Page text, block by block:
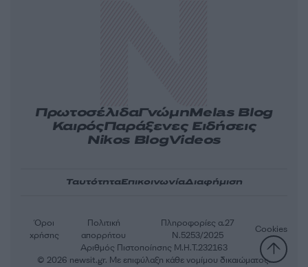
ΠρωτοσέλιδαΓνώμηMelas Blog
ΚαιρόςΠαράξενες Ειδήσεις
Nikos BlogVideos
ΤαυτότηταΕπικοινωνίαΔιαφήμιση
Αριθμός Πιστοποίησης Μ.Η.Τ.232163
Όροι
χρήσης
Πολιτική
απορρήτου
Πληροφορίες α.27
Ν.5253/2025
Cookies
© 2026 newsit.gr. Με επιφύλαξη κάθε νομίμου δικαιώματος.